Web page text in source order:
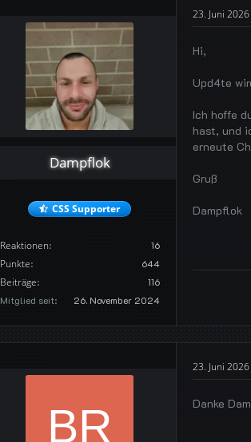
Dampflok
CSS Supporter
Reaktionen 16
Punkte 644
Beiträge
116
Mitglied seit
26. November 2024
23. Juni 2026
Hi,
Upd4te
Ich hoffe
hast, und
erneute
Gruß
Dampflok
23. Juni 2026
Danke